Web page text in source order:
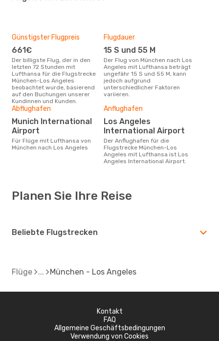
Günstigster Flugpreis
661€
Der billigste Flug, der in den
letzten 72 Stunden mit
Lufthansa für die Flugstrecke
München-Los Angeles
beobachtet wurde, basierend
auf den Buchungen unserer
Kundinnen und Kunden.
Flugdauer
15 S und 55 M
Der Flug von München nach Los
Angeles mit Lufthansa beträgt
ungefähr 15 S und 55 M, kann
jedoch aufgrund
unterschiedlicher Faktoren
variieren.
Abflughafen
Munich International
Airport
Für Flüge mit Lufthansa von
München nach Los Angeles
Anflughafen
Los Angeles
International Airport
Der Anflughafen für die
Flugstrecke München-Los
Angeles mit Lufthansa ist Los
Angeles International Airport.
Planen Sie Ihre Reise
Beliebte Flugstrecken
Flüge München - Los Angeles
Kontakt
FAQ
Allgemeine Geschäftsbedingungen
Verwendung von Cookies